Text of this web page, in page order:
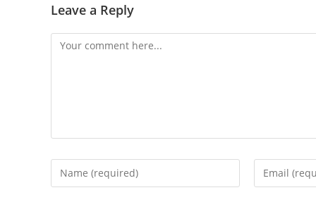
Leave a Reply